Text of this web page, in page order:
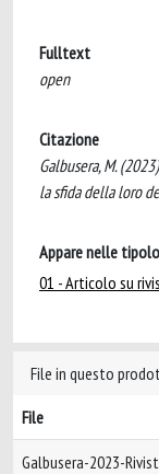
Fulltext
open
Citazione
Galbusera, M.
la sfida della loro
Appare nelle
01 - Articolo su
File in questo
File
Galbusera-2023-